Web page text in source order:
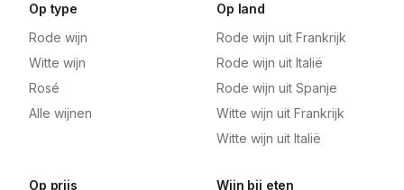
Op type
Rode wijn
Witte wijn
Rosé
Alle wijnen
Op land
Rode wijn uit Frankrijk
Rode wijn uit Italië
Rode wijn uit Spanje
Witte wijn uit Frankrijk
Witte wijn uit Italië
Op prijs Wijn bij eten